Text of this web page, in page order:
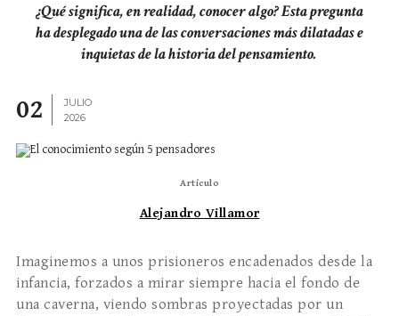
¿Qué significa, en realidad, conocer algo? Esta pregunta
ha desplegado una de las conversaciones más dilatadas e
inquietas de la historia del pensamiento.
02
JULIO
2026
Artículo
Alejandro Villamor
Imaginemos a unos prisioneros encadenados desde la
infancia, forzados a mirar siempre hacia el fondo de
una caverna, viendo sombras proyectadas por un